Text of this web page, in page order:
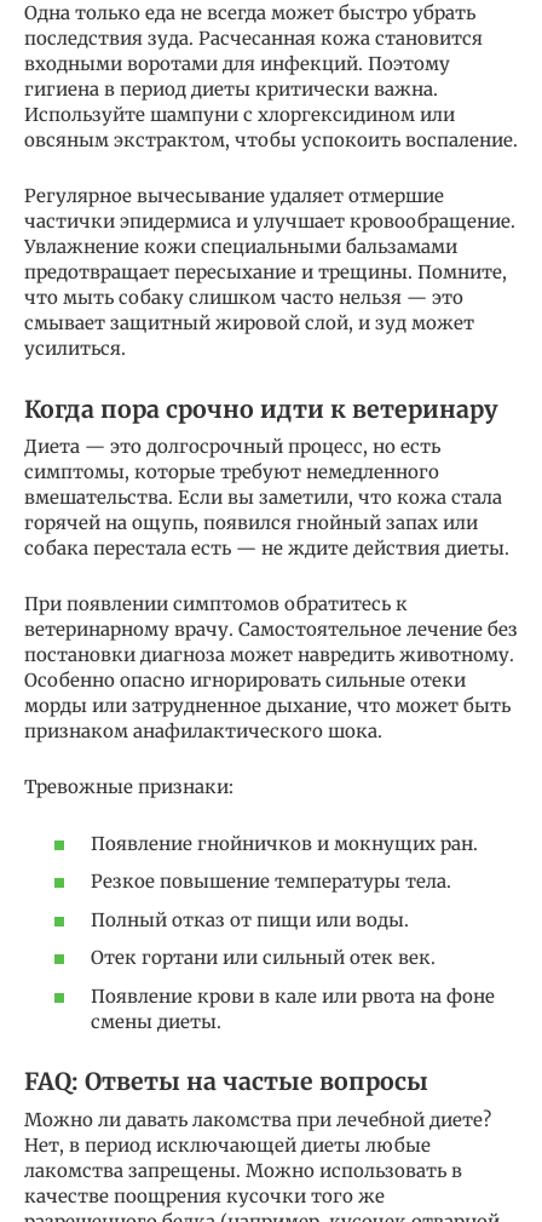
Одна только еда не всегда может быстро убрать
последствия зуда. Расчесанная кожа становится
входными воротами для инфекций. Поэтому
гигиена в период диеты критически важна.
Используйте шампуни с хлоргексидином или
овсяным экстрактом, чтобы успокоить воспаление.
Регулярное вычесывание удаляет отмершие
частички эпидермиса и улучшает кровообращение.
Увлажнение кожи специальными бальзамами
предотвращает пересыхание и трещины. Помните,
что мыть собаку слишком часто нельзя — это
смывает защитный жировой слой, и зуд может
усилиться.
Когда пора срочно идти к ветеринару
Диета — это долгосрочный процесс, но есть
симптомы, которые требуют немедленного
вмешательства. Если вы заметили, что кожа стала
горячей на ощупь, появился гнойный запах или
собака перестала есть — не ждите действия диеты.
При появлении симптомов обратитесь к
ветеринарному врачу. Самостоятельное лечение без
постановки диагноза может навредить животному.
Особенно опасно игнорировать сильные отеки
морды или затрудненное дыхание, что может быть
признаком анафилактического шока.
Тревожные признаки:
Появление гнойничков и мокнущих ран.
Резкое повышение температуры тела.
Полный отказ от пищи или воды.
Отек гортани или сильный отек век.
Появление крови в кале или рвота на фоне
смены диеты.
FAQ: Ответы на частые вопросы
Можно ли давать лакомства при лечебной диете?
Нет, в период исключающей диеты любые
лакомства запрещены. Можно использовать в
качестве поощрения кусочки того же